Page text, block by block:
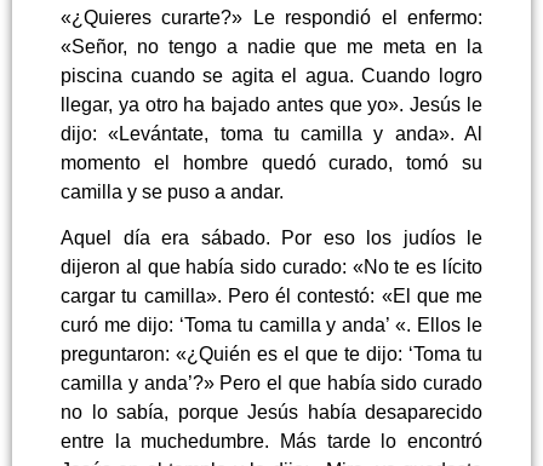
«¿Quieres curarte?» Le respondió el enfermo:
«Señor, no tengo a nadie que me meta en la
piscina cuando se agita el agua. Cuando logro
llegar, ya otro ha bajado antes que yo». Jesús le
dijo: «Levántate, toma tu camilla y anda». Al
momento el hombre quedó curado, tomó su
camilla y se puso a andar.
Aquel día era sábado. Por eso los judíos le
dijeron al que había sido curado: «No te es lícito
cargar tu camilla». Pero él contestó: «El que me
curó me dijo: ‘Toma tu camilla y anda’ «. Ellos le
preguntaron: «¿Quién es el que te dijo: ‘Toma tu
camilla y anda’?» Pero el que había sido curado
no lo sabía, porque Jesús había desaparecido
entre la muchedumbre. Más tarde lo encontró